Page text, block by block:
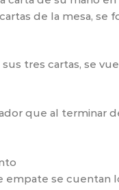
de la mesa,
tres cartas, se
que al terminar
empate se